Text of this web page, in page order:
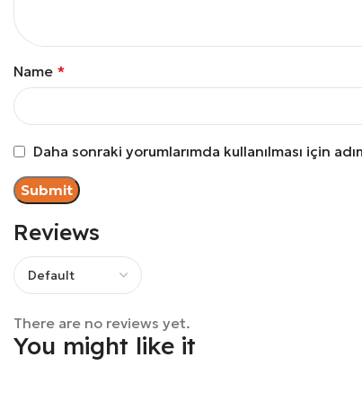
Reviews
There are no reviews yet.
Name *
Daha sonraki yorumlarımda kullanılması için
You might like it